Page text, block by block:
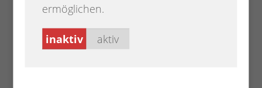
En­ri­co Dick­mann
ermöglichen.
inaktiv aktiv